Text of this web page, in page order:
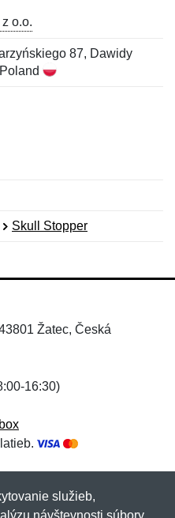
o.o.
87, Dawidy
Skull Stopper
Žatec, Česká
16:30)
služieb,
návštevnosti súbory